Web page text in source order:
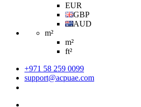
EUR
GBP
AUD
m²
m²
ft²
+971 58 259 0099
support@acpuae.com